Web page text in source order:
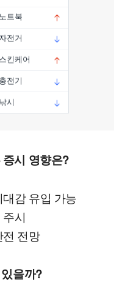
증시 영향은?
감 유입 가능
시
전망
을까?